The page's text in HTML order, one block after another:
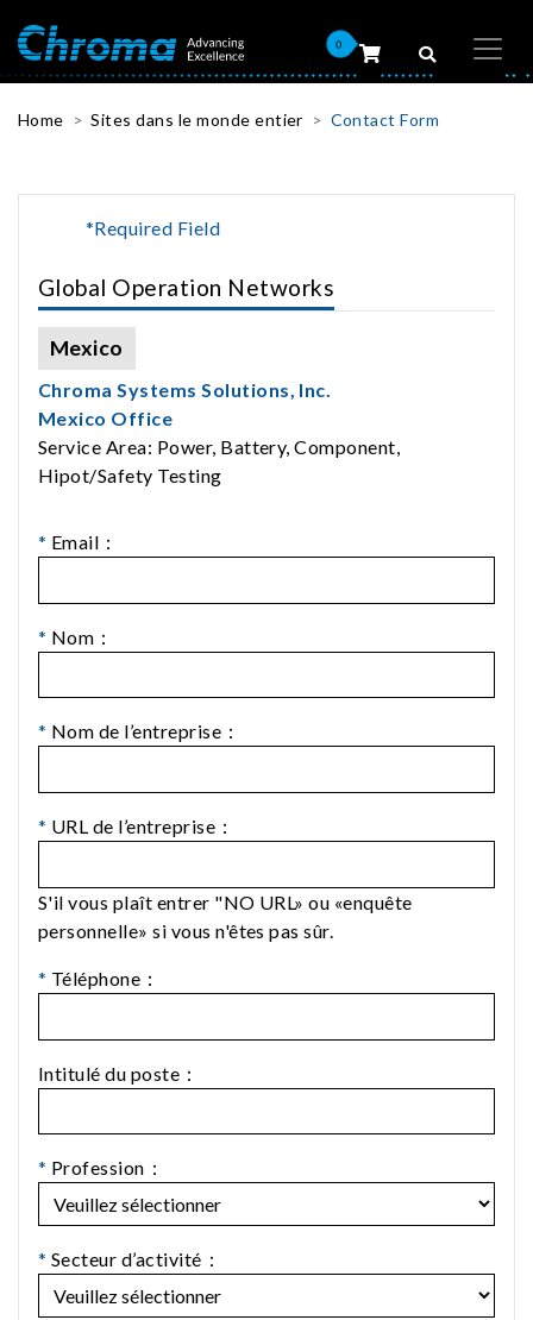
0
Home Sites dans le monde entier Contact Form
*Required Field
Global Operation Networks
Mexico
Chroma Systems Solutions, Inc.
Mexico Office
Service Area: Power, Battery, Component,
Hipot/Safety Testing
* Email：
* Nom：
* Nom de l’entreprise：
* URL de l’entreprise：
S'il vous plaît entrer "NO URL» ou «enquête
personnelle» si vous n'êtes pas sûr.
* Téléphone：
Intitulé du poste：
* Profession：
* Secteur d’activité：